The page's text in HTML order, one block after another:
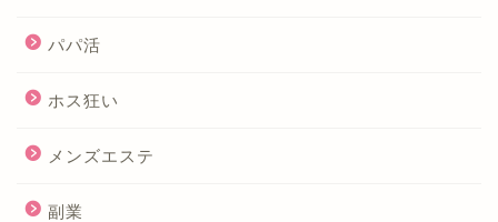
パパ活
ホス狂い
メンズエステ
副業